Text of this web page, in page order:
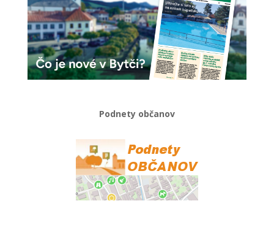
Podnety občanov